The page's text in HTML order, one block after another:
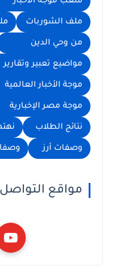
ملف الشوربات
من وحي الدين
مواضيع تعبير وتقارير
موجة الأخبار العالمية
موجة مصر الإخبارية
نتائج الطلاب
وصفات أرز
مواقع التواصل